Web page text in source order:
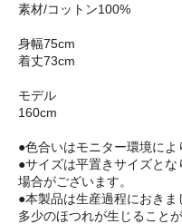
素材/コットン100%
身幅75cm
着丈73cm
モデル
160cm
●色合いはモニター環境によ
●サイズは平置きサイズと
場合がございます。
●本製品は生産過程におき
多少のほつれが生じること